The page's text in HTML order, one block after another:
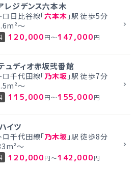
レジデンス六本木
ロ日比谷線「六本木 」駅 徒歩5分
～
120,000円～147,000円
ュディオ赤坂弐番館
ロ千代田線「乃木坂 」駅 徒歩7分
～
115,000円～155,000円
イツ
ロ千代田線「乃木坂 」駅 徒歩8分
～
120,000円～142,000円